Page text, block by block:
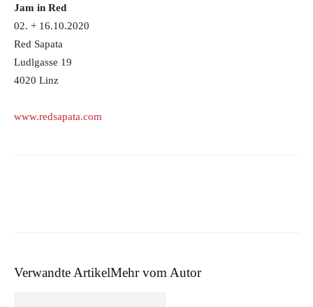
Jam in Red
02. + 16.10.2020
Red Sapata
Ludlgasse 19
4020 Linz
www.redsapata.com
Verwandte ArtikelMehr vom Autor